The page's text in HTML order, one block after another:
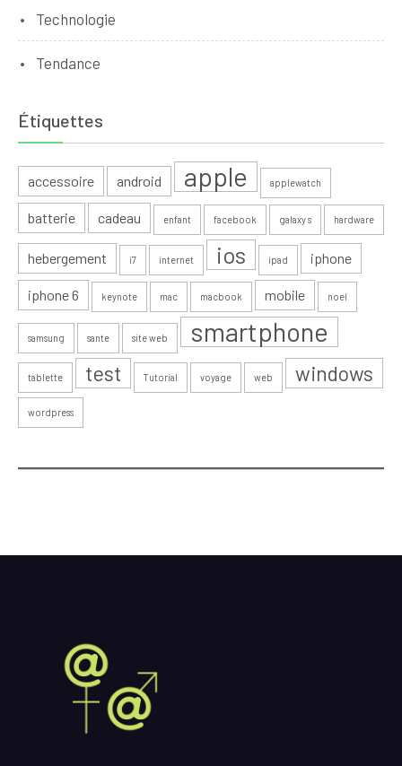
Technologie
Tendance
Étiquettes
accessoire android apple applewatch
batterie cadeau enfant facebook galaxy s hardware
hebergement i7 internet ios ipad iphone
iphone 6 keynote mac macbook mobile noel
samsung sante site web smartphone
tablette test Tutorial voyage web windows
wordpress